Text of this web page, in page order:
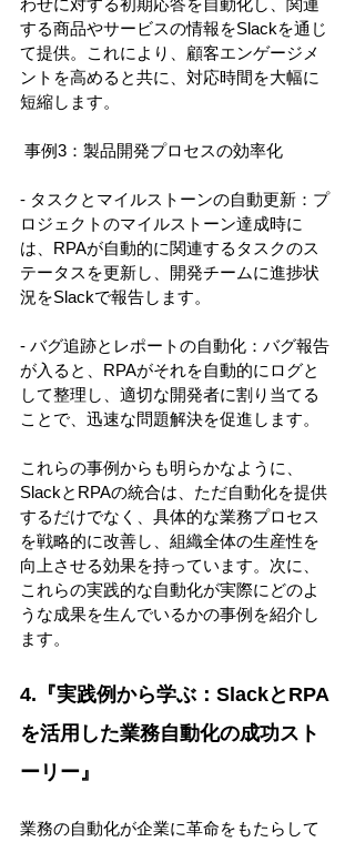
わせに対する初期応答を自動化し、関連
する商品やサービスの情報をSlackを通じ
て提供。これにより、顧客エンゲージメ
ントを高めると共に、対応時間を大幅に
短縮します。
事例3：製品開発プロセスの効率化
- タスクとマイルストーンの自動更新：プ
ロジェクトのマイルストーン達成時に
は、RPAが自動的に関連するタスクのス
テータスを更新し、開発チームに進捗状
況をSlackで報告します。
- バグ追跡とレポートの自動化：バグ報告
が入ると、RPAがそれを自動的にログと
して整理し、適切な開発者に割り当てる
ことで、迅速な問題解決を促進します。
これらの事例からも明らかなように、
SlackとRPAの統合は、ただ自動化を提供
するだけでなく、具体的な業務プロセス
を戦略的に改善し、組織全体の生産性を
向上させる効果を持っています。次に、
これらの実践的な自動化が実際にどのよ
うな成果を生んでいるかの事例を紹介し
ます。
4.『実践例から学ぶ：SlackとRPA
を活用した業務自動化の成功スト
ーリー』
業務の自動化が企業に革命をもたらして